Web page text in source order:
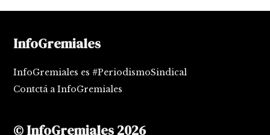
InfoGremiales
InfoGremiales es #PeriodismoSindical
Contctá a InfoGremiales
© InfoGremiales 2026